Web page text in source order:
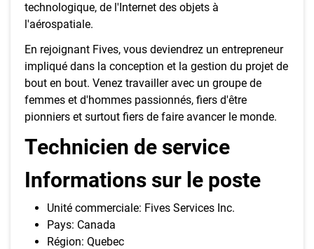
technologique, de l'Internet des objets à
l'aérospatiale.
En rejoignant Fives, vous deviendrez un entrepreneur
impliqué dans la conception et la gestion du projet de
bout en bout. Venez travailler avec un groupe de
femmes et d'hommes passionnés, fiers d'être
pionniers et surtout fiers de faire avancer le monde.
Technicien de service
Informations sur le poste
Unité commerciale: Fives Services Inc.
Pays: Canada
Région: Quebec